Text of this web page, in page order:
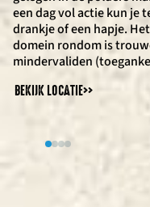
een dag vol actie kun je
drankje of een hapje.
domein rondom is
mindervaliden
BEKIJK LOCATIE>>
BEKIJK LOCATIE>>
BEKIJK LOCATIE>>
eten.
BEKIJK LOCATIE>>